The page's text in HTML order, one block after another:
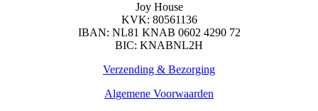
Joy House
KVK: 80561136
IBAN: NL81 KNAB 0602 4290 72
BIC: KNABNL2H
Verzending & Bezorging
Algemene Voorwaarden